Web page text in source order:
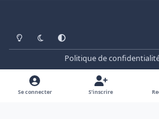
Light ModeDark ModeSystem Preference
Politique de
www.cheminots.net - Forum
Powered by
Invision
Se connecter S’inscrire